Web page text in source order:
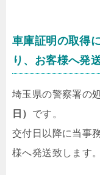
車庫証明の取得
り、お客様へ発
埼玉県の警察署の
日） です。
交付日以降に当事
様へ発送致します。